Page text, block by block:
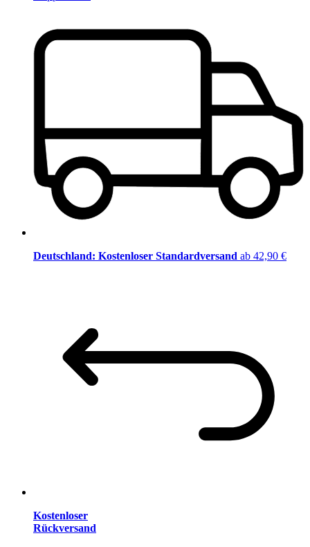
Deutschland: Kostenloser Standardversand ab 42,90 €
Kostenloser
Rückversand